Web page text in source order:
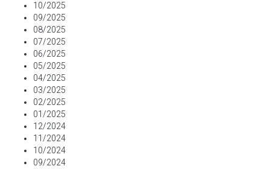
10/2025
09/2025
08/2025
07/2025
06/2025
05/2025
04/2025
03/2025
02/2025
01/2025
12/2024
11/2024
10/2024
09/2024